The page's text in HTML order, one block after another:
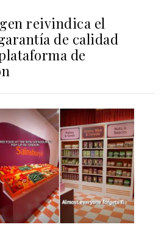
reivindica el
de calidad
de